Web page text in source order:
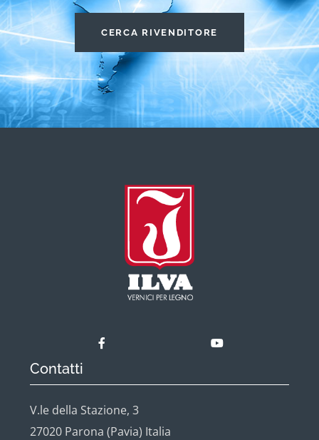
CERCA RIVENDITORE
Contatti
V.le della Stazione, 3
27020 Parona (Pavia) Italia